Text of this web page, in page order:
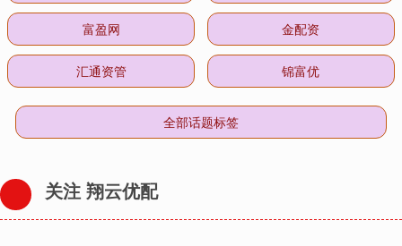
富盈网 金配资
汇通资管 锦富优
全部话题标签
关注 翔云优配